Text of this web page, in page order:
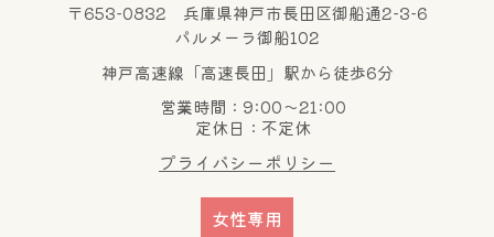
〒653-0832 兵庫県神戸市長田区御船通2-3-6
パルメーラ御船102
神戸高速線「高速長田」駅から徒歩6分
営業時間：9:00～21:00
定休日：不定休
プライバシーポリシー
女性専用